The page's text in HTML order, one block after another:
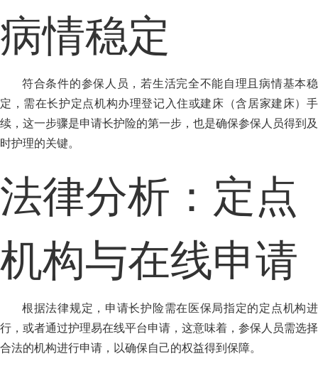
病情稳定
符合条件的参保人员，若生活完全不能自理且病情基本稳
定，需在长护定点机构办理登记入住或建床（含居家建床）手
续，这一步骤是申请长护险的第一步，也是确保参保人员得到及
时护理的关键。
法律分析：定点
机构与在线申请
根据法律规定，申请长护险需在医保局指定的定点机构进
行，或者通过护理易在线平台申请，这意味着，参保人员需选择
合法的机构进行申请，以确保自己的权益得到保障。